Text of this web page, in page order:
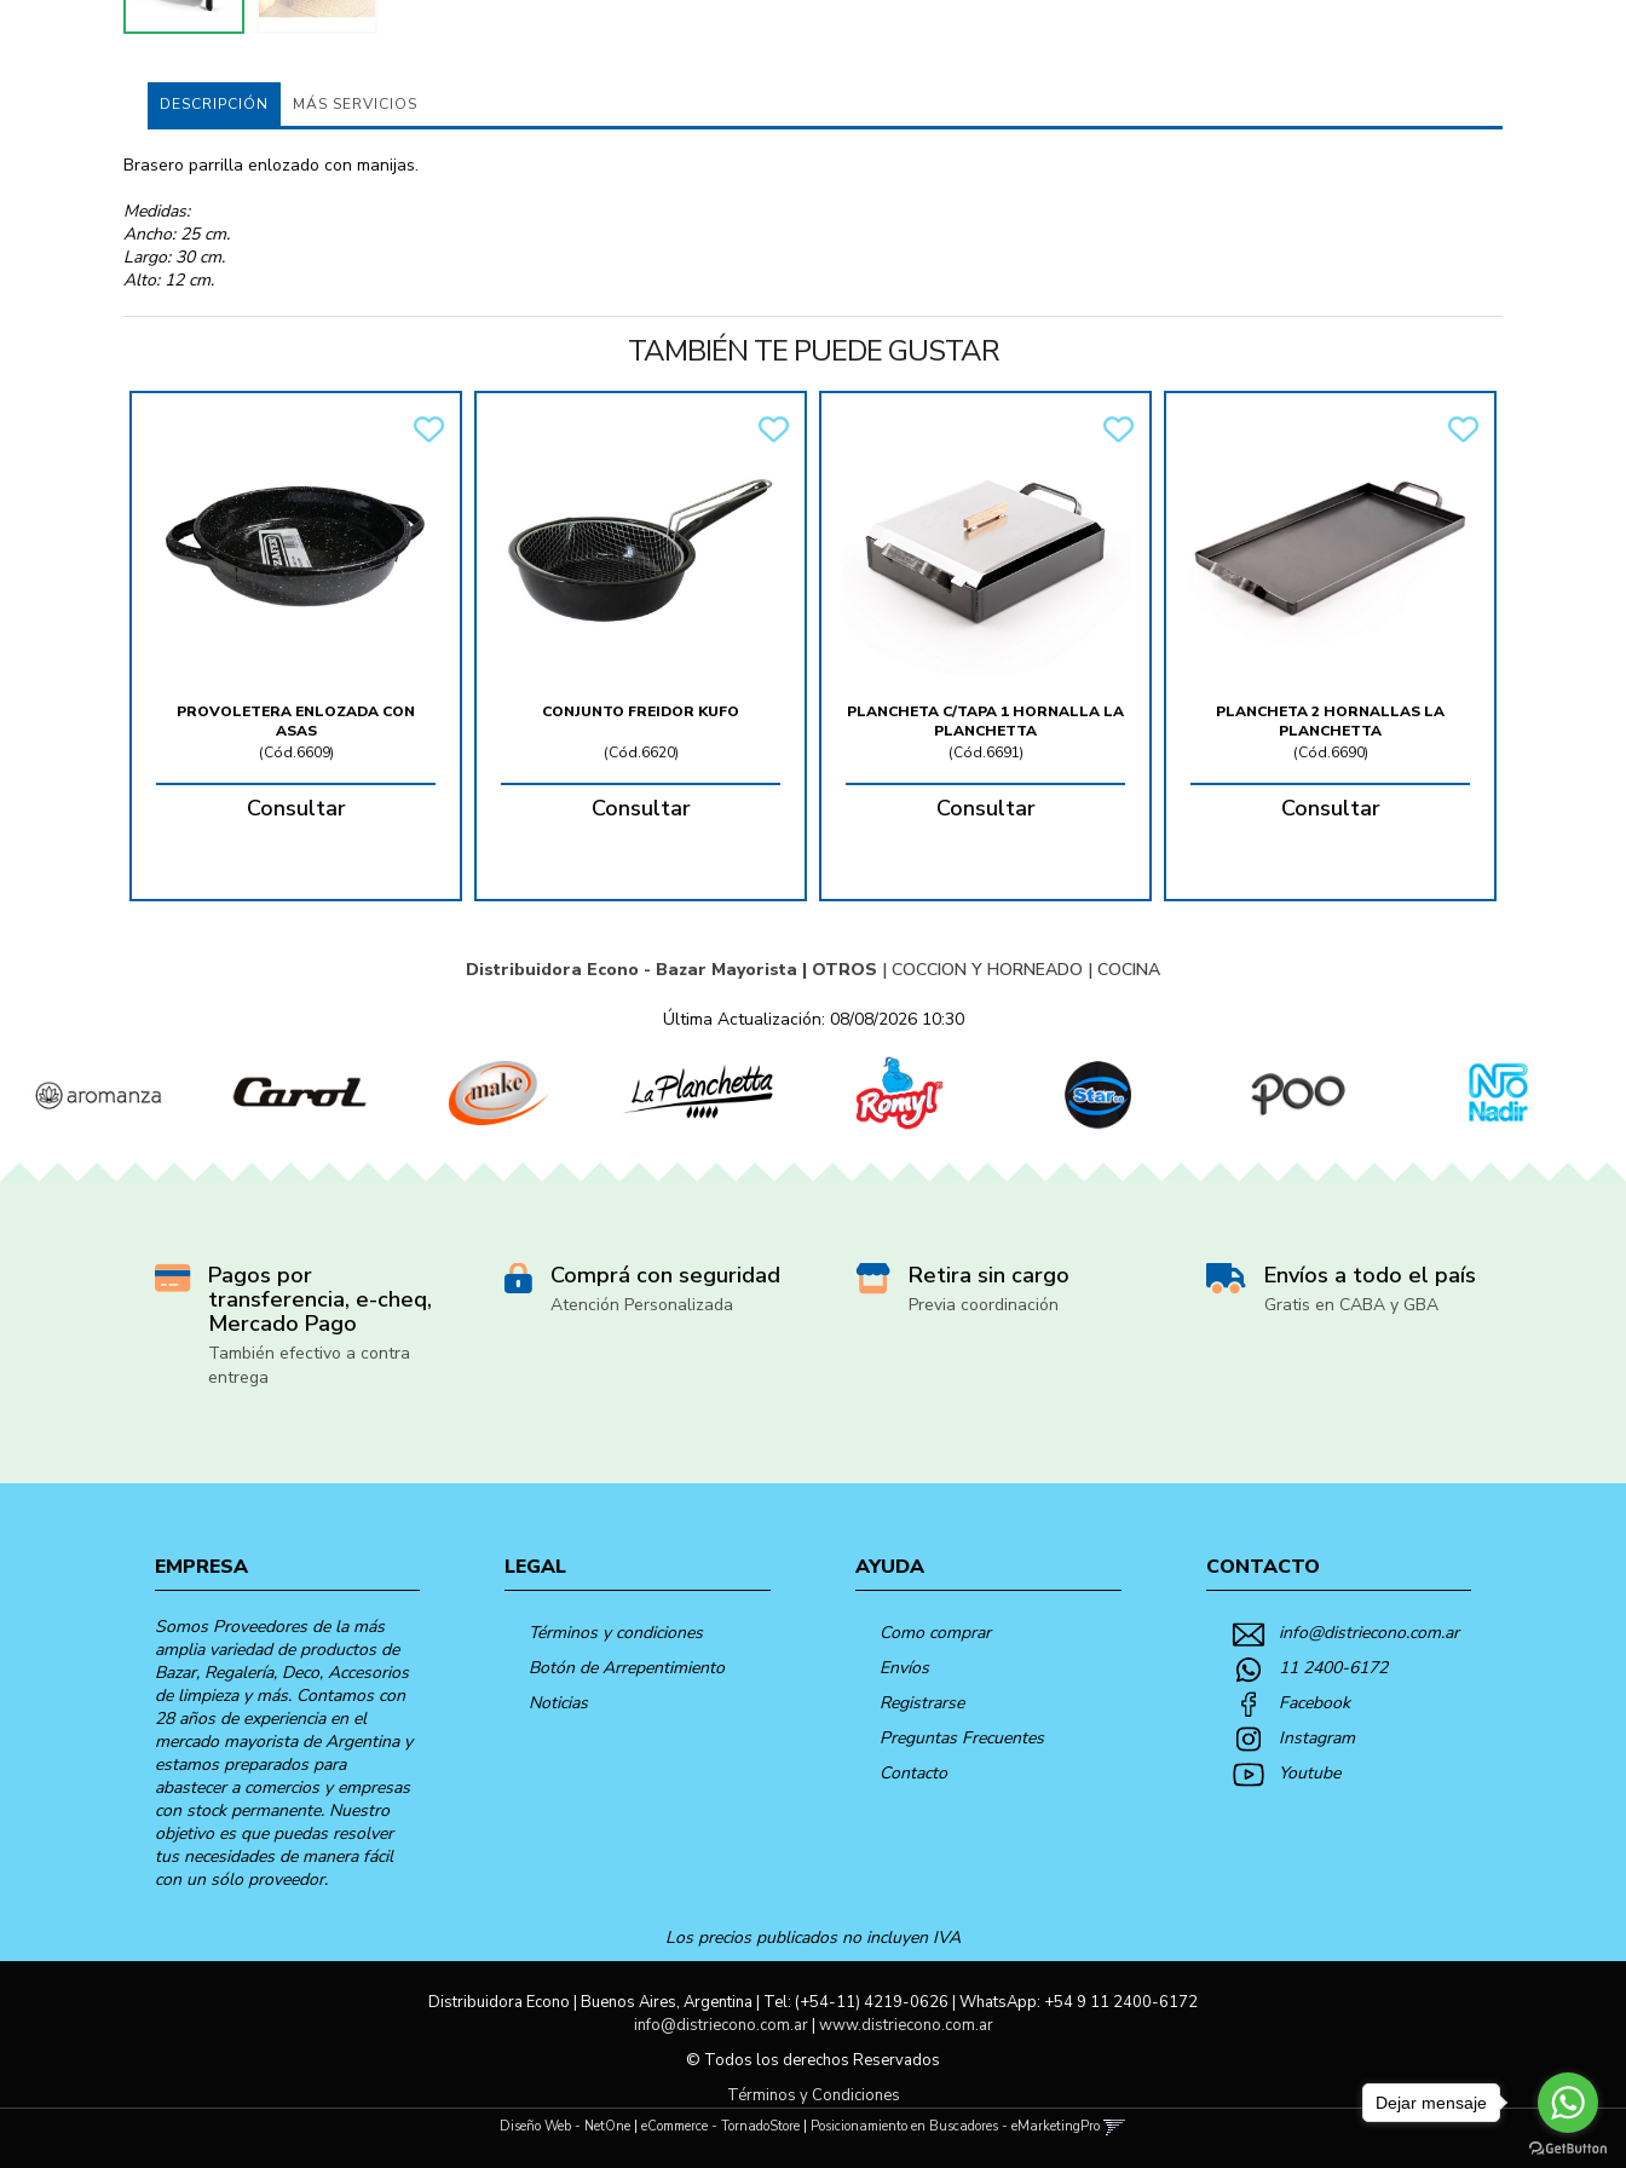
DESCRIPCIÓN MÁS SERVICIOS
Brasero parrilla enlozado con manijas.
Medidas:
Ancho: 25 cm.
Largo: 30 cm.
Alto: 12 cm.
TAMBIÉN TE PUEDE GUSTAR
PROVOLETERA ENLOZADA CON
ASAS
(Cód.6609)
Consultar
CONJUNTO FREIDOR KUFO
(Cód.6620)
Consultar
PLANCHETA C/TAPA 1 HORNALLA LA
PLANCHETTA
(Cód.6691)
Consultar
PLANCHETA 2 HORNALLAS LA
PLANCHETTA
(Cód.6690)
Consultar
Distribuidora Econo - Bazar Mayorista | OTROS | COCCION Y HORNEADO | COCINA
Última Actualización: 08/08/2026 10:30
Pagos por
transferencia, e-cheq,
Mercado Pago
También efectivo a contra
entrega
Comprá con seguridad
Atención Personalizada
Retira sin cargo
Previa coordinación
Envíos a todo el país
Gratis en CABA y GBA
EMPRESA
Somos Proveedores de la más
amplia variedad de productos de
Bazar, Regalería, Deco, Accesorios
de limpieza y más. Contamos con
28 años de experiencia en el
mercado mayorista de Argentina y
estamos preparados para
abastecer a comercios y empresas
con stock permanente. Nuestro
objetivo es que puedas resolver
tus necesidades de manera fácil
con un sólo proveedor.
LEGAL
Términos y condiciones
Botón de Arrepentimiento
Noticias
AYUDA
Como comprar
Envíos
Registrarse
Preguntas Frecuentes
Contacto
CONTACTO
info@distriecono.com.ar
11 2400-6172
Facebook
Instagram
Youtube
Los precios publicados no incluyen IVA
Distribuidora Econo | Buenos Aires, Argentina | Tel: (+54-11) 4219-0626 | WhatsApp: +54 9 11 2400-6172
info@distriecono.com.ar| www.distriecono.com.ar
© Todos los derechos Reservados
Términos y Condiciones
Diseño Web - NetOne | eCommerce - TornadoStore | Posicionamiento en Buscadores - eMarketingPro
Dejar mensaje